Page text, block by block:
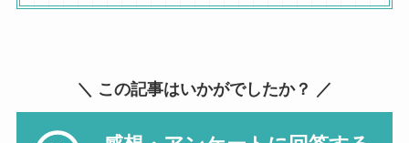
＼ この記事はいかがでしたか？ ／